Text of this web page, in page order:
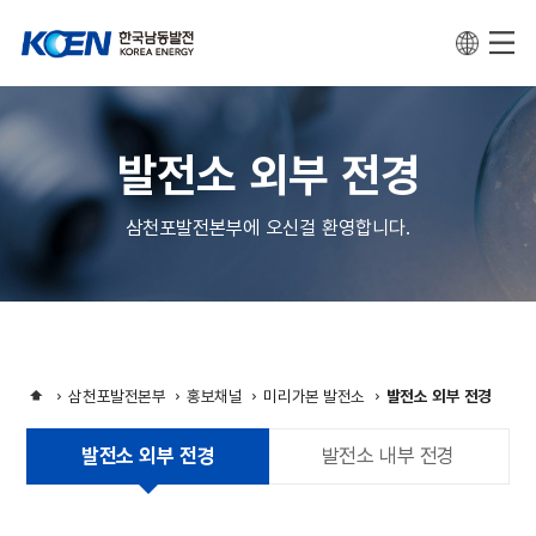
발전소 외부 전경
삼천포발전본부에 오신걸 환영합니다.
삼천포발전본부 홍보채널 미리가본 발전소 발전소 외부 전경
발전소 외부 전경 발전소 내부 전경